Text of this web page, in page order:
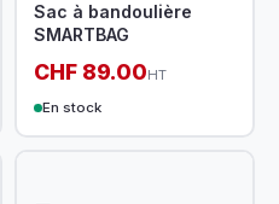
Sac à bandoulière
SMARTBAG
CHF 89.00HT
En stock